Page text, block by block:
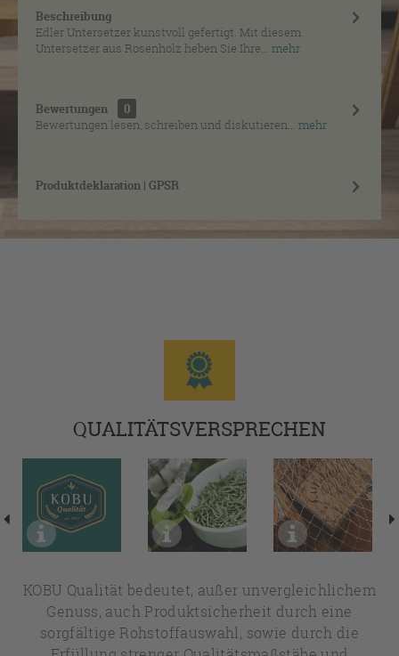
Beschreibung
Edler Untersetzer kunstvoll gefertigt. Mit diesem
Untersetzer aus Rosenholz heben Sie Ihre... mehr
Bewertungen
0
Bewertungen lesen, schreiben und diskutieren... mehr
Produktdeklaration | GPSR
QUALITÄTSVERSPRECHEN
KOBU Qualität bedeutet, außer unvergleichlichem
Genuss, auch Produktsicherheit durch eine
sorgfältige Rohstoffauswahl, sowie durch die